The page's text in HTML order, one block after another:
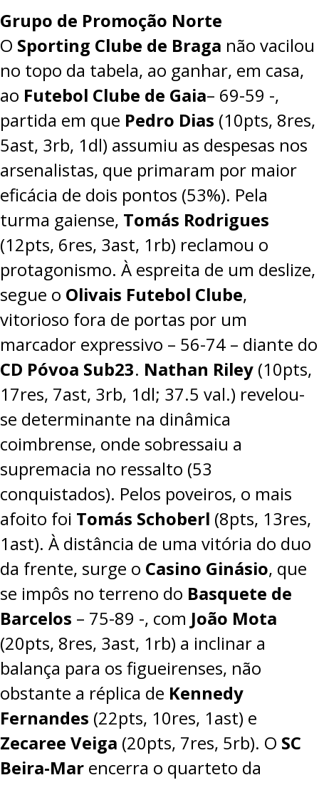
Grupo de Promoção Norte
O Sporting Clube de Braga não vacilou
no topo da tabela, ao ganhar, em casa,
ao Futebol Clube de Gaia– 69-59 -,
partida em que Pedro Dias (10pts, 8res,
5ast, 3rb, 1dl) assumiu as despesas nos
arsenalistas, que primaram por maior
eficácia de dois pontos (53%). Pela
turma gaiense, Tomás Rodrigues
(12pts, 6res, 3ast, 1rb) reclamou o
protagonismo. À espreita de um deslize,
segue o Olivais Futebol Clube,
vitorioso fora de portas por um
marcador expressivo – 56-74 – diante do
CD Póvoa Sub23. Nathan Riley (10pts,
17res, 7ast, 3rb, 1dl; 37.5 val.) revelou-
se determinante na dinâmica
coimbrense, onde sobressaiu a
supremacia no ressalto (53
conquistados). Pelos poveiros, o mais
afoito foi Tomás Schoberl (8pts, 13res,
1ast). À distância de uma vitória do duo
da frente, surge o Casino Ginásio, que
se impôs no terreno do Basquete de
Barcelos – 75-89 -, com João Mota
(20pts, 8res, 3ast, 1rb) a inclinar a
balança para os figueirenses, não
obstante a réplica de Kennedy
Fernandes (22pts, 10res, 1ast) e
Zecaree Veiga (20pts, 7res, 5rb). O SC
Beira-Mar encerra o quarteto da